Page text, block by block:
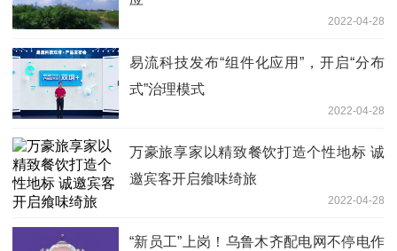
2022-04-28
易流科技发布“组件化应用”，开启“分布
式”治理模式
2022-04-28
万豪旅享家以精致餐饮打造个性地标 诚
邀宾客开启飨味绮旅
2022-04-28
“新员工”上岗！乌鲁木齐配电网不停电作